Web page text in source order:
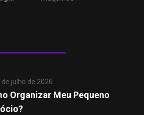
de julho de 2026
Organizar Meu Pequeno